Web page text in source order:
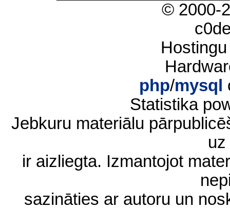
© 2000-
php/mysql
Statistika
Jebkuru materiālu
ir aizliegta. Izmantojot
sazināties ar autoru un